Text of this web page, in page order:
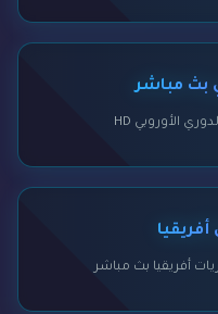
بث مباشر